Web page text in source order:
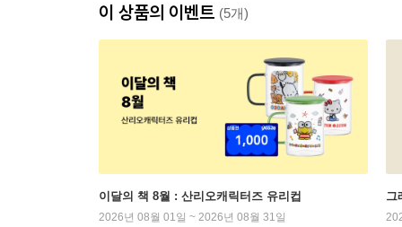
이 상품의 이벤트 (5개)
이달의 책 8월 : 산리오캐릭터즈 유리컵
2026년 08월 01일 ~ 2026년 08월 31일
그